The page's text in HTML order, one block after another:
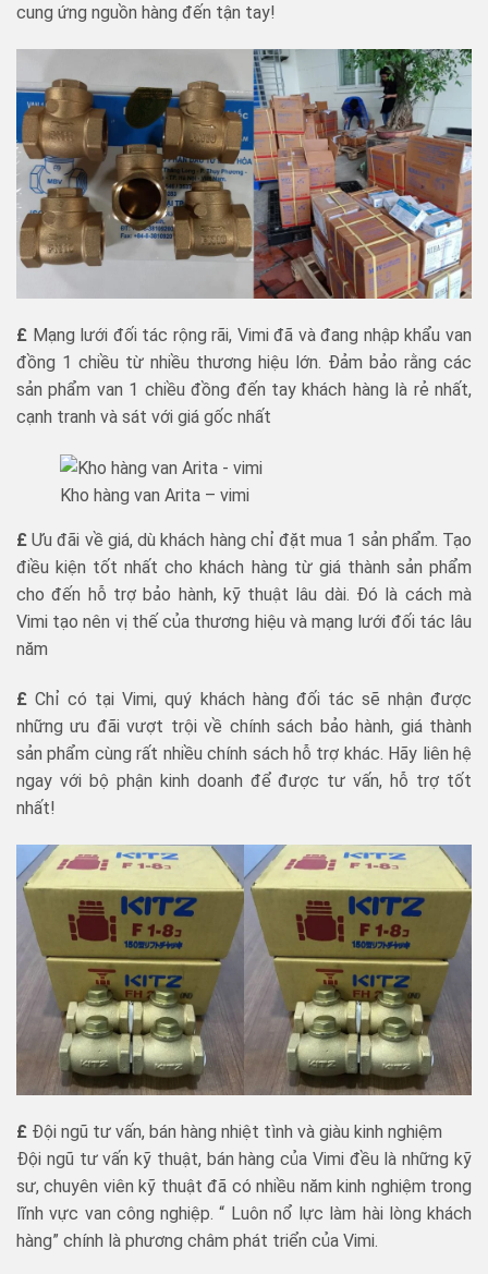
cung ứng nguồn hàng đến tận tay!
£ Mạng lưới đối tác rộng rãi, Vimi đã và đang nhập khẩu van
đồng 1 chiều từ nhiều thương hiệu lớn. Đảm bảo rằng các
sản phẩm van 1 chiều đồng đến tay khách hàng là rẻ nhất,
cạnh tranh và sát với giá gốc nhất
Kho hàng van Arita – vimi
£ Ưu đãi về giá, dù khách hàng chỉ đặt mua 1 sản phẩm. Tạo
điều kiện tốt nhất cho khách hàng từ giá thành sản phẩm
cho đến hỗ trợ bảo hành, kỹ thuật lâu dài. Đó là cách mà
Vimi tạo nên vị thế của thương hiệu và mạng lưới đối tác lâu
năm
£ Chỉ có tại Vimi, quý khách hàng đối tác sẽ nhận được
những ưu đãi vượt trội về chính sách bảo hành, giá thành
sản phẩm cùng rất nhiều chính sách hỗ trợ khác. Hãy liên hệ
ngay với bộ phận kinh doanh để được tư vấn, hỗ trợ tốt
nhất!
£ Đội ngũ tư vấn, bán hàng nhiệt tình và giàu kinh nghiệm
Đội ngũ tư vấn kỹ thuật, bán hàng của Vimi đều là những kỹ
sư, chuyên viên kỹ thuật đã có nhiều năm kinh nghiệm trong
lĩnh vực van công nghiệp. “ Luôn nổ lực làm hài lòng khách
hàng” chính là phương châm phát triển của Vimi.